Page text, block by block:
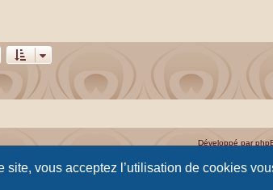
site, vous acceptez l’utilisation de cookies
Développé par